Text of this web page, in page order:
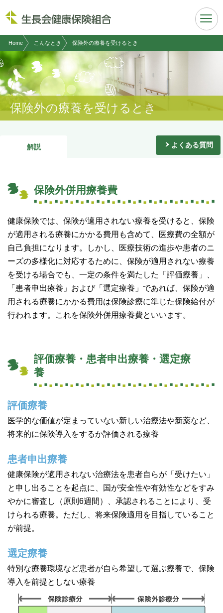
Home こんなとき 保険外の療養を受けるとき
保険外の療養を受けるとき
解説 よくある質問
保険外併用療養費
健康保険では、保険が適用されない療養を受けると、保険
が適用される療養にかかる費用も含めて、医療費の全額が
自己負担になります。しかし、医療技術の進歩や患者のニ
ーズの多様化に対応するために、保険が適用されない療養
を受ける場合でも、一定の条件を満たした「評価療養」、
「患者申出療養」および「選定療養」であれば、保険が適
用される療養にかかる費用は保険診療に準じた保険給付が
行われます。これを保険外併用療養費といいます。
評価療養・患者申出療養・選定療
養
評価療養
医学的な価値が定まっていない新しい治療法や新薬など、
将来的に保険導入をするか評価される療養
患者申出療養
健康保険が適用されない治療法を患者自らが「受けたい」
と申し出ることを起点に、国が安全性や有効性などをすみ
やかに審査し（原則6週間）、承認されることにより、受
けられる療養。ただし、将来保険適用を目指していること
が前提。
選定療養
特別な療養環境など患者が自ら希望して選ぶ療養で、保険
導入を前提としない療養